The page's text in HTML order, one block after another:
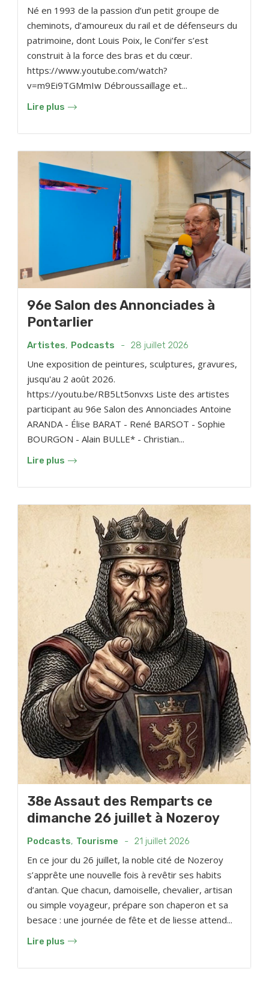
Né en 1993 de la passion d’un petit groupe de
cheminots, d’amoureux du rail et de défenseurs du
patrimoine, dont Louis Poix, le Coni’fer s’est
construit à la force des bras et du cœur.
https://www.youtube.com/watch?
v=m9Ei9TGMmIw Débroussaillage et...
Lire plus
96e Salon des Annonciades à
Pontarlier
Artistes, Podcasts - 28 juillet 2026
Une exposition de peintures, sculptures, gravures,
jusqu'au 2 août 2026.
https://youtu.be/RB5Lt5onvxs Liste des artistes
participant au 96e Salon des Annonciades Antoine
ARANDA - Élise BARAT - René BARSOT - Sophie
BOURGON - Alain BULLE* - Christian...
Lire plus
38e Assaut des Remparts ce
dimanche 26 juillet à Nozeroy
Podcasts, Tourisme - 21 juillet 2026
En ce jour du 26 juillet, la noble cité de Nozeroy
s’apprête une nouvelle fois à revêtir ses habits
d’antan. Que chacun, damoiselle, chevalier, artisan
ou simple voyageur, prépare son chaperon et sa
besace : une journée de fête et de liesse attend...
Lire plus